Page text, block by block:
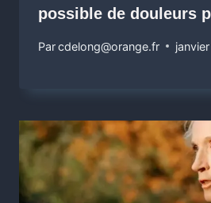
possible de douleurs
Parcdelong@orange.fr